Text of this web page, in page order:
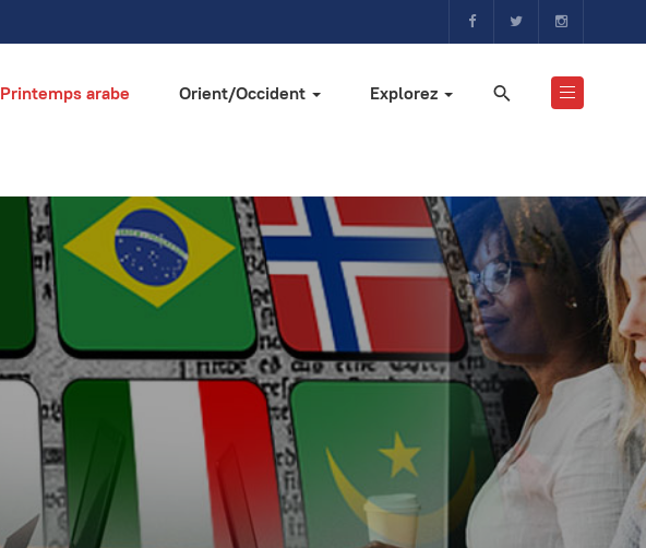
Printemps arabe Orient/Occident Explorez